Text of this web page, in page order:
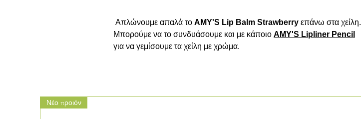
Απλώνουμε απαλά το AMY'S Lip Balm Strawberry επάνω στα χείλη.
Μπορούμε να το συνδυάσουμε και με κάποιο AMY'S Lipliner Pencil
για να γεμίσουμε τα χείλη με χρώμα.
Νέο προιόν